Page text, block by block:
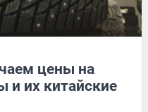
цены на
и их китайские